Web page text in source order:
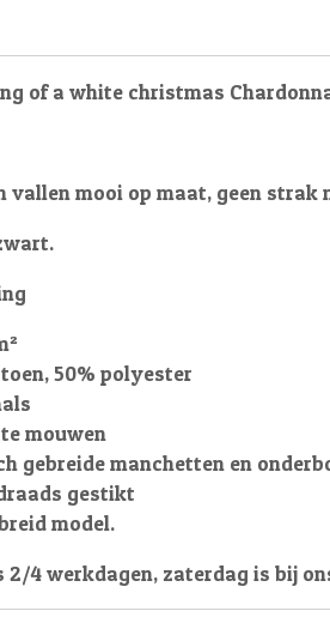
of a white christmas
vallen mooi op maat, geen strak
50% polyester
mouwen
gebreide manchetten en
gestikt
model.
2/4 werkdagen, zaterdag is bij